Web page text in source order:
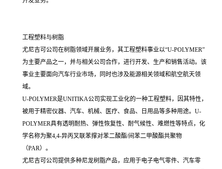
工程塑料与树脂
尤尼吉可公司在树脂领域开展业务，其工程塑料事业以“U-POLYMER”
为主要产品之一，并与相关公司合作，进行开发、生产和销售活动。该
事业主要面向汽车行业市场，同时也涉及能源相关领域和航空航天领
域。
U-POLYMER是UNITIKA公司实现工业化的一种工程塑料，因其特性，
被用于精密仪器、汽车、机械、医疗、食品、日用品等多种用途。U-
POLYMER具有透明耐热、弹性恢复性、耐气候性、难燃性等特点，化
学名称为聚4,4-异丙叉联苯撑对苯二酸酯/间苯二甲酸酯共聚物
（PAR）。
尤尼吉可公司提供多种尼龙树脂产品，应用于电子电气零件、汽车零